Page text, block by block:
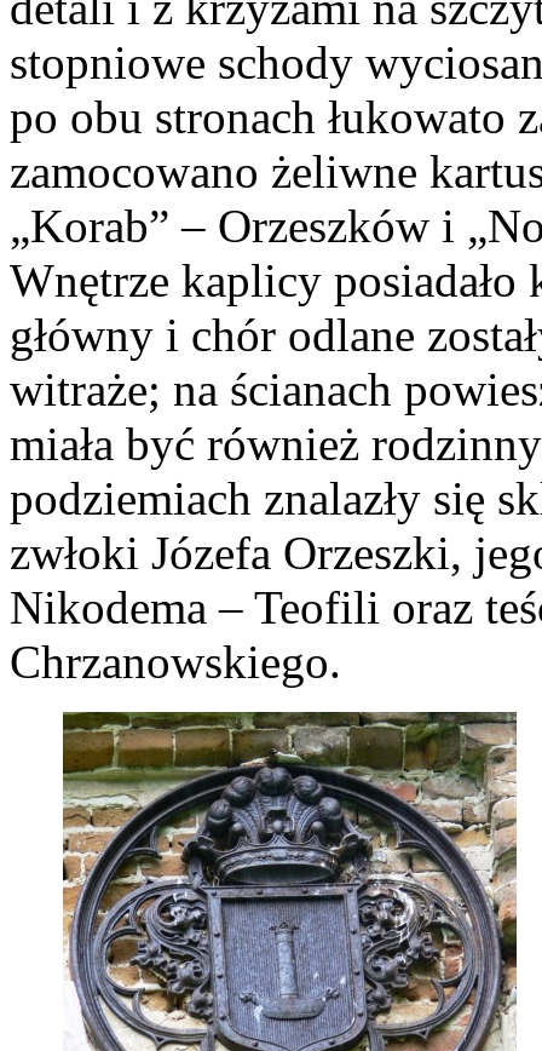
stopniowe schody
po obu stronach łukowato
zamocowano żeliwne
„Korab” – Orzeszków i
Wnętrze kaplicy posiadało
główny i chór odlane
witraże; na ścianach
miała być również
podziemiach znalazły się
zwłoki Józefa Orzeszki,
Nikodema – Teofili oraz
Chrzanowskiego.